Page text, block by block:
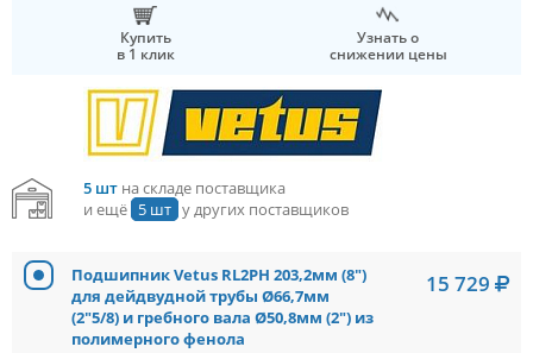
Купить
в 1 клик
Узнать о
снижении цены
5 штна складе поставщика
и ещё 5 шт у других поставщиков
Подшипник Vetus RL2PH 203,2мм (8")
для дейдвудной трубы Ø66,7мм
(2"5/8) и гребного вала Ø50,8мм (2") из
полимерного фенола
15 729